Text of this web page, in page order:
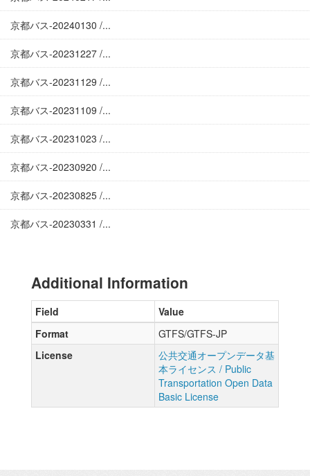
京都バス-20240130 /...
京都バス-20231227 /...
京都バス-20231129 /...
京都バス-20231109 /...
京都バス-20231023 /...
京都バス-20230920 /...
京都バス-20230825 /...
京都バス-20230331 /...
Additional Information
Field
Value
Format
GTFS/GTFS-JP
License
公共交通オープンデータ基
本ライセンス / Public
Transportation Open Data
Basic License